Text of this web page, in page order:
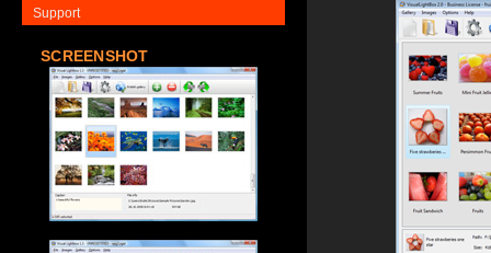
Support
SCREENSHOT